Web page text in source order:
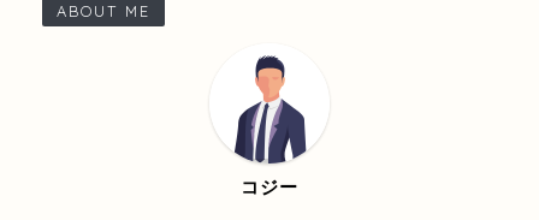
ABOUT ME
コジー